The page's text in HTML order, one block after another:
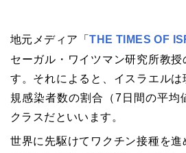
地元メディア「THE TIMES OF
セーガル・ワイツマン研究所教授
す。それによると、イスラエル
規感染者数の割合（7日間の平均
クラスだといいます。
世界に先駆けてワクチン接種を